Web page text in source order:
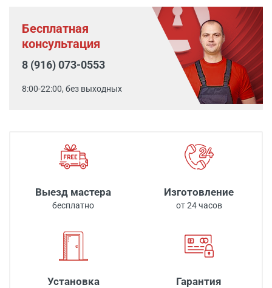
Бесплатная
консультация
8 (916) 073-0553
8:00-22:00, без выходных
Выезд мастера
бесплатно
Изготовление
от 24 часов
Установка Гарантия